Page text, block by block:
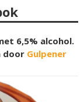
6,5% alcohol.
door Gulpener